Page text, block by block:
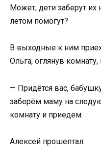
Может, дети заберут их
летом помогут?
В выходные к ним
Ольга, оглянув комнату,
— Придётся вас,
заберём маму на
комнату и приедем.
Алексей прошептал: